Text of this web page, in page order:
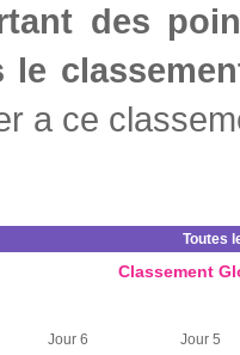
des
le
a ce
Toutes
Classement
Jour 6 Jour 5